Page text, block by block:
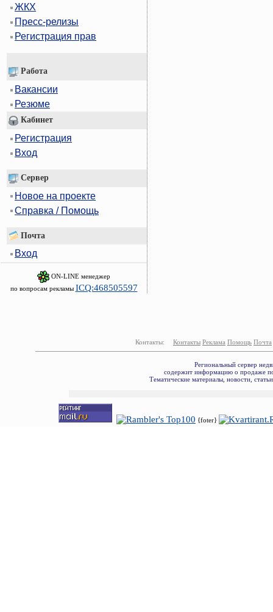
ЖКХ
Пресс-релизы
Регистрация прав
Работа
Вакансии
Резюме
Кабинет
Регистрация
Вход
Сервер
Новое на проекте
Справка / Помощь
Почта
Вход
ON-LINE менеджер
по вопросам рекламы ICQ:468505597
Контакты: Контакты Реклама Помощь Почта
Региональный сервер
содержит информацию о продаже
Тематические материалы, новости,
{foter}